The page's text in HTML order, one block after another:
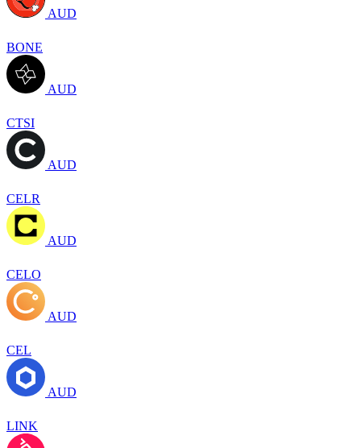
AUD
BONE
AUD
CTSI
AUD
CELR
AUD
CELO
AUD
CEL
AUD
LINK